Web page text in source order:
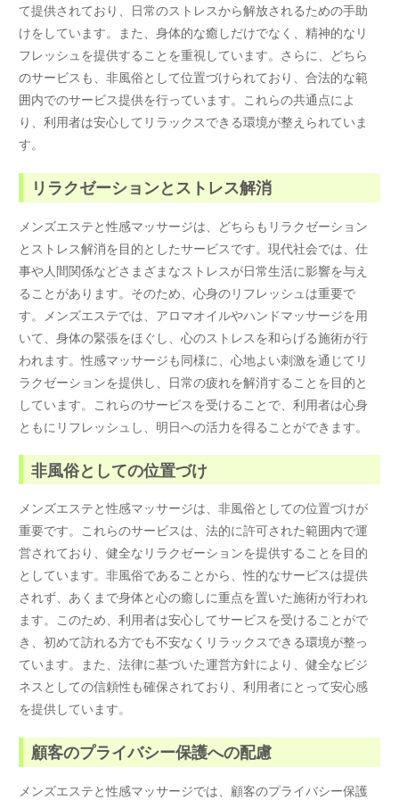
て提供されており、日常のストレスから解放されるための手助
けをしています。また、身体的な癒しだけでなく、精神的なリ
フレッシュを提供することを重視しています。さらに、どちら
のサービスも、非風俗として位置づけられており、合法的な範
囲内でのサービス提供を行っています。これらの共通点によ
り、利用者は安心してリラックスできる環境が整えられていま
す。
リラクゼーションとストレス解消
メンズエステと性感マッサージは、どちらもリラクゼーション
とストレス解消を目的としたサービスです。現代社会では、仕
事や人間関係などさまざまなストレスが日常生活に影響を与え
ることがあります。そのため、心身のリフレッシュは重要で
す。メンズエステでは、アロマオイルやハンドマッサージを用
いて、身体の緊張をほぐし、心のストレスを和らげる施術が行
われます。性感マッサージも同様に、心地よい刺激を通じてリ
ラクゼーションを提供し、日常の疲れを解消することを目的と
しています。これらのサービスを受けることで、利用者は心身
ともにリフレッシュし、明日への活力を得ることができます。
非風俗としての位置づけ
メンズエステと性感マッサージは、非風俗としての位置づけが
重要です。これらのサービスは、法的に許可された範囲内で運
営されており、健全なリラクゼーションを提供することを目的
としています。非風俗であることから、性的なサービスは提供
されず、あくまで身体と心の癒しに重点を置いた施術が行われ
ます。このため、利用者は安心してサービスを受けることがで
き、初めて訪れる方でも不安なくリラックスできる環境が整っ
ています。また、法律に基づいた運営方針により、健全なビジ
ネスとしての信頼性も確保されており、利用者にとって安心感
を提供しています。
顧客のプライバシー保護への配慮
メンズエステと性感マッサージでは、顧客のプライバシー保護